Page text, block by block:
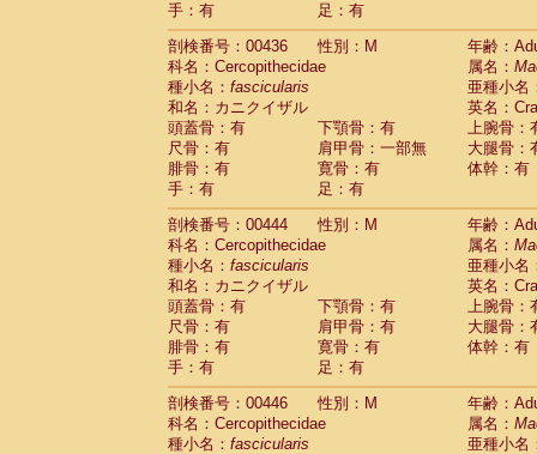
手：有
足：有
剖検番号：00436
性別：M
年齢：
科名：Cercopithecidae
属名：
種小名： fascicularis
亜種小名
和名：カニクイザル
英名：
頭蓋骨：有
下顎骨：有
上腕骨：
尺骨：有
肩甲骨：一部無
大腿骨：
腓骨：有
寛骨：有
体幹：有
手：有
足：有
剖検番号：00444
性別：M
年齢：
科名：Cercopithecidae
属名：
種小名： fascicularis
亜種小名
和名：カニクイザル
英名：
頭蓋骨：有
下顎骨：有
上腕骨：
尺骨：有
肩甲骨：有
大腿骨：
腓骨：有
寛骨：有
体幹：有
手：有
足：有
剖検番号：00446
性別：M
年齢：
科名：Cercopithecidae
属名：
種小名： fascicularis
亜種小名